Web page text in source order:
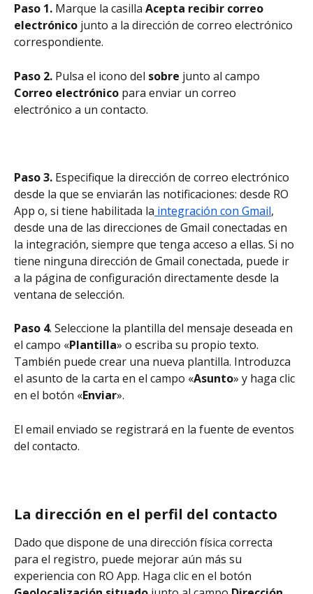
Paso 1. Marque la casilla Acepta recibir correo
electrónico junto a la dirección de correo electrónico
correspondiente.
Paso 2. Pulsa el icono del sobre junto al campo
Correo electrónico para enviar un correo
electrónico a un contacto.
Paso 3. Especifique la dirección de correo electrónico
desde la que se enviarán las notificaciones: desde RO
App o, si tiene habilitada la integración con Gmail,
desde una de las direcciones de Gmail conectadas en
la integración, siempre que tenga acceso a ellas. Si no
tiene ninguna dirección de Gmail conectada, puede ir
a la página de configuración directamente desde la
ventana de selección.
Paso 4. Seleccione la plantilla del mensaje deseada en
el campo «Plantilla» o escriba su propio texto.
También puede crear una nueva plantilla. Introduzca
el asunto de la carta en el campo «Asunto» y haga clic
en el botón «Enviar».
El email enviado se registrará en la fuente de eventos
del contacto.
La dirección en el perfil del contacto
Dado que dispone de una dirección física correcta
para el registro, puede mejorar aún más su
experiencia con RO App. Haga clic en el botón